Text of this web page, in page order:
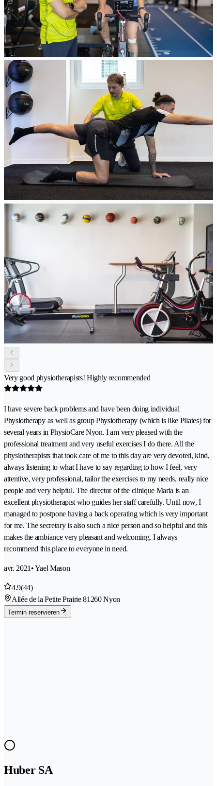
Very good physiotherapists! Highly recommended
I have severe back problems and have been doing individual
Physiotherapy as well as group Physiotherapy (which is like Pilates) for
several years in PhysioCare Nyon. I am very pleased with the
professional treatment and very useful exercises I do there. All the
physiotherapists that took care of me to this day are very devoted, kind,
always listening to what I have to say regarding to how I feel, very
attentive, very professional, tailor the exercises to my needs, really nice
people and very helpful. The director of the clinique Maria is an
excellent physiotherapist who guides her staff carefully. Until now, I
managed to postpone having a back operating which is very important
for me. The secretary is also such a nice person and so helpful and this
makes the ambiance very pleasant and welcoming. I always
recommend this place to everyone in need.
avr. 2021 • Yael Mason
4.9(44)
Allée de la Petite Prairie 81260 Nyon
Termin reservieren
Huber SA